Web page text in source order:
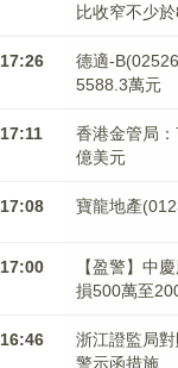
比收窄不少
17:26
德適-
5588.3萬元
17:11
香港金管局
億美元
17:08 寶龍地產
17:00
【盈警】中
損500萬至
16:46
浙江證監局
警示函措施